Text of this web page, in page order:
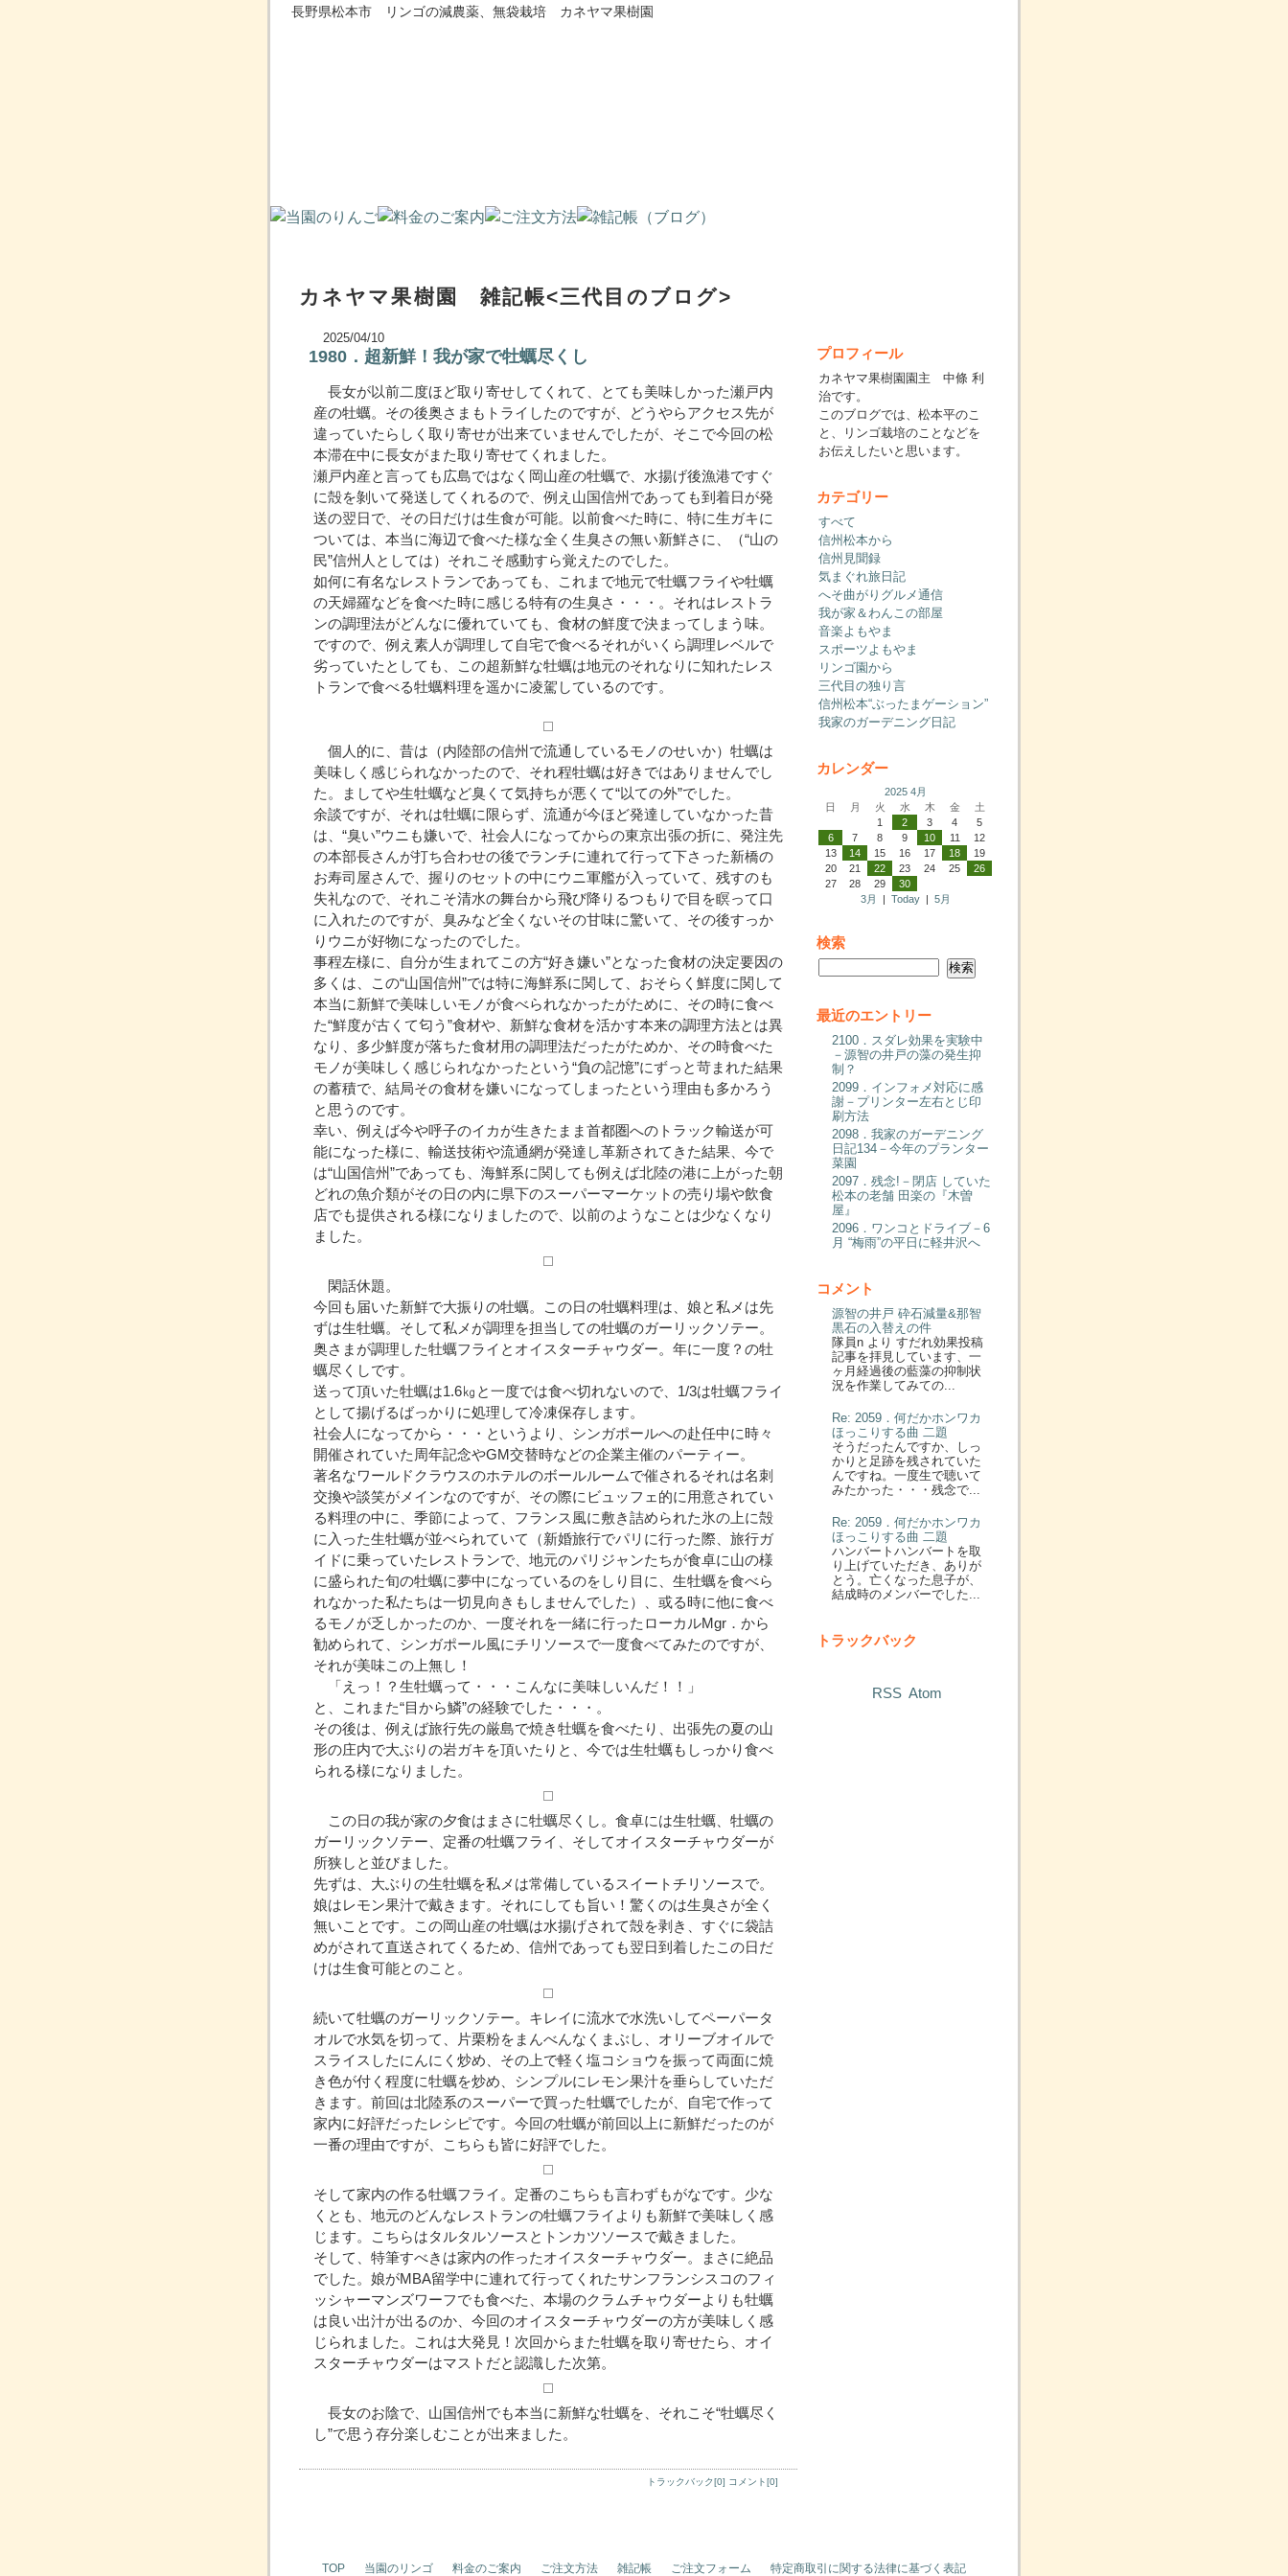
長野県松本市 リンゴの減農薬、無袋栽培 カネヤマ果樹園
カネヤマ果樹園 雑記帳<三代目のブログ>
2025/04/10
1980．超新鮮！我が家で牡蠣尽くし
長女が以前二度ほど取り寄せしてくれて、とても美味しかった瀬戸内
産の牡蠣。その後奥さまもトライしたのですが、どうやらアクセス先が
違っていたらしく取り寄せが出来ていませんでしたが、そこで今回の松
本滞在中に長女がまた取り寄せてくれました。
瀬戸内産と言っても広島ではなく岡山産の牡蠣で、水揚げ後漁港ですぐ
に殻を剝いて発送してくれるので、例え山国信州であっても到着日が発
送の翌日で、その日だけは生食が可能。以前食べた時に、特に生ガキに
ついては、本当に海辺で食べた様な全く生臭さの無い新鮮さに、（“山の
民”信州人としては）それこそ感動すら覚えたのでした。
如何に有名なレストランであっても、これまで地元で牡蠣フライや牡蠣
の天婦羅などを食べた時に感じる特有の生臭さ・・・。それはレストラ
ンの調理法がどんなに優れていても、食材の鮮度で決まってしまう味。
ですので、例え素人が調理して自宅で食べるそれがいくら調理レベルで
劣っていたとしても、この超新鮮な牡蠣は地元のそれなりに知れたレス
トランで食べる牡蠣料理を遥かに凌駕しているのです。
個人的に、昔は（内陸部の信州で流通しているモノのせいか）牡蠣は
美味しく感じられなかったので、それ程牡蠣は好きではありませんでし
た。ましてや生牡蠣など臭くて気持ちが悪くて“以ての外”でした。
余談ですが、それは牡蠣に限らず、流通が今ほど発達していなかった昔
は、“臭い”ウニも嫌いで、社会人になってからの東京出張の折に、発注先
の本部長さんが打ち合わせの後でランチに連れて行って下さった新橋の
お寿司屋さんで、握りのセットの中にウニ軍艦が入っていて、残すのも
失礼なので、それこそ清水の舞台から飛び降りるつもりで目を瞑って口
に入れたのですが、臭みなど全くないその甘味に驚いて、その後すっか
りウニが好物になったのでした。
事程左様に、自分が生まれてこの方“好き嫌い”となった食材の決定要因の
多くは、この“山国信州”では特に海鮮系に関して、おそらく鮮度に関して
本当に新鮮で美味しいモノが食べられなかったがために、その時に食べ
た“鮮度が古くて匂う”食材や、新鮮な食材を活かす本来の調理方法とは異
なり、多少鮮度が落ちた食材用の調理法だったがためか、その時食べた
モノが美味しく感じられなかったという“負の記憶”にずっと苛まれた結果
の蓄積で、結局その食材を嫌いになってしまったという理由も多かろう
と思うのです。
幸い、例えば今や呼子のイカが生きたまま首都圏へのトラック輸送が可
能になった様に、輸送技術や流通網が発達し革新されてきた結果、今で
は“山国信州”であっても、海鮮系に関しても例えば北陸の港に上がった朝
どれの魚介類がその日の内に県下のスーパーマーケットの売り場や飲食
店でも提供される様になりましたので、以前のようなことは少なくなり
ました。
閑話休題。
今回も届いた新鮮で大振りの牡蠣。この日の牡蠣料理は、娘と私メは先
ずは生牡蠣。そして私メが調理を担当しての牡蠣のガーリックソテー。
奥さまが調理した牡蠣フライとオイスターチャウダー。年に一度？の牡
蠣尽くしです。
送って頂いた牡蠣は1.6㎏と一度では食べ切れないので、1/3は牡蠣フライ
として揚げるばっかりに処理して冷凍保存します。
社会人になってから・・・というより、シンガポールへの赴任中に時々
開催されていた周年記念やGM交替時などの企業主催のパーティー。
著名なワールドクラウスのホテルのボールルームで催されるそれは名刺
交換や談笑がメインなのですが、その際にビュッフェ的に用意されてい
る料理の中に、季節によって、フランス風に敷き詰められた氷の上に殻
に入った生牡蠣が並べられていて（新婚旅行でパリに行った際、旅行ガ
イドに乗っていたレストランで、地元のパリジャンたちが食卓に山の様
に盛られた旬の牡蠣に夢中になっているのをしり目に、生牡蠣を食べら
れなかった私たちは一切見向きもしませんでした）、或る時に他に食べ
るモノが乏しかったのか、一度それを一緒に行ったローカルMgr．から
勧められて、シンガポール風にチリソースで一度食べてみたのですが、
それが美味この上無し！
「えっ！？生牡蠣って・・・こんなに美味しいんだ！！」
と、これまた“目から鱗”の経験でした・・・。
その後は、例えば旅行先の厳島で焼き牡蠣を食べたり、出張先の夏の山
形の庄内で大ぶりの岩ガキを頂いたりと、今では生牡蠣もしっかり食べ
られる様になりました。
この日の我が家の夕食はまさに牡蠣尽くし。食卓には生牡蠣、牡蠣の
ガーリックソテー、定番の牡蠣フライ、そしてオイスターチャウダーが
所狭しと並びました。
先ずは、大ぶりの生牡蠣を私メは常備しているスイートチリソースで。
娘はレモン果汁で戴きます。それにしても旨い！驚くのは生臭さが全く
無いことです。この岡山産の牡蠣は水揚げされて殻を剥き、すぐに袋詰
めがされて直送されてくるため、信州であっても翌日到着したこの日だ
けは生食可能とのこと。
続いて牡蠣のガーリックソテー。キレイに流水で水洗いしてペーパータ
オルで水気を切って、片栗粉をまんべんなくまぶし、オリーブオイルで
スライスしたにんにく炒め、その上で軽く塩コショウを振って両面に焼
き色が付く程度に牡蠣を炒め、シンプルにレモン果汁を垂らしていただ
きます。前回は北陸系のスーパーで買った牡蠣でしたが、自宅で作って
家内に好評だったレシピです。今回の牡蠣が前回以上に新鮮だったのが
一番の理由ですが、こちらも皆に好評でした。
そして家内の作る牡蠣フライ。定番のこちらも言わずもがなです。少な
くとも、地元のどんなレストランの牡蠣フライよりも新鮮で美味しく感
じます。こちらはタルタルソースとトンカツソースで戴きました。
そして、特筆すべきは家内の作ったオイスターチャウダー。まさに絶品
でした。娘がMBA留学中に連れて行ってくれたサンフランシスコのフィ
ッシャーマンズワーフでも食べた、本場のクラムチャウダーよりも牡蠣
は良い出汁が出るのか、今回のオイスターチャウダーの方が美味しく感
じられました。これは大発見！次回からまた牡蠣を取り寄せたら、オイ
スターチャウダーはマストだと認識した次第。
長女のお陰で、山国信州でも本当に新鮮な牡蠣を、それこそ“牡蠣尽く
し”で思う存分楽しむことが出来ました。
トラックバック[0] コメント[0]
プロフィール
カネヤマ果樹園園主 中條 利
治です。
このブログでは、松本平のこ
と、リンゴ栽培のことなどを
お伝えしたいと思います。
カテゴリー
すべて
信州松本から
信州見聞録
気まぐれ旅日記
へそ曲がりグルメ通信
我が家＆わんこの部屋
音楽よもやま
スポーツよもやま
リンゴ園から
三代目の独り言
信州松本“ぶったまゲーション”
我家のガーデニング日記
カレンダー
2025 4月
日
月 火 水 木 金
土
1
2 3 4
5
6
7 8 9 10 11
12
13
14 15 16 17 18
19
20
21 22 23 24 25
26
27
28 29
30
3月
| Today| 5月
検索
最近のエントリー
2100．スダレ効果を実験中
－源智の井戸の藻の発生抑
制？
2099．インフォメ対応に感
謝－プリンター左右とじ印
刷方法
2098．我家のガーデニング
日記134－今年のプランター
菜園
2097．残念!－閉店 していた
松本の老舗 田楽の『木曽
屋』
2096．ワンコとドライブ－6
月 “梅雨”の平日に軽井沢へ
コメント
源智の井戸 砕石減量&那智
黒石の入替えの件
隊員n より すだれ効果投稿
記事を拝見しています、一
ヶ月経過後の藍藻の抑制状
況を作業してみての...
Re: 2059．何だかホンワカ
ほっこりする曲 二題
そうだったんですか、しっ
かりと足跡を残されていた
んですね。一度生で聴いて
みたかった・・・残念で...
Re: 2059．何だかホンワカ
ほっこりする曲 二題
ハンバートハンバートを取
り上げていただき、ありが
とう。亡くなった息子が、
結成時のメンバーでした...
トラックバック
RSS Atom
TOP 当園のリンゴ 料金のご案内 ご注文方法 雑記帳 ご注文フォーム 特定商取引に関する法律に基づく表記